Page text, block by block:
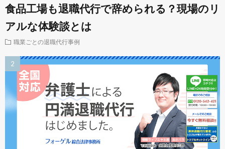
食品工場も退職代行で辞められる？現場のリ
アルな体験談とは
職業ごとの退職代行事例